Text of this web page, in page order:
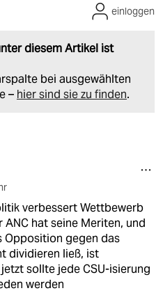
diesem Artikel ist
bei ausgewählten
– hier sind sie zu finden.
einloggen
verbessert Wettbewerb
ANC hat seine Meriten, und
Opposition gegen das
dividieren ließ, ist
sollte jede CSU-isierung
werden